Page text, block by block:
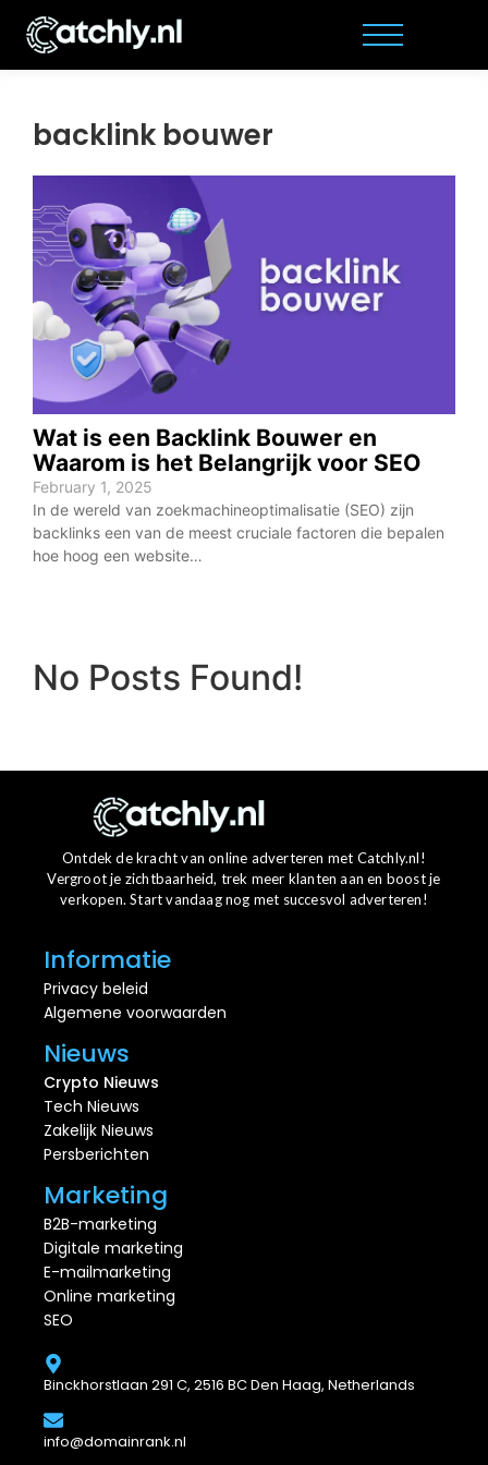
backlink bouwer
Wat is een Backlink Bouwer en
Waarom is het Belangrijk voor SEO
February 1, 2025
In de wereld van zoekmachineoptimalisatie (SEO) zijn
backlinks een van de meest cruciale factoren die bepalen
hoe hoog een website…
No Posts Found!
Ontdek de kracht van online adverteren met Catchly.nl!
Vergroot je zichtbaarheid, trek meer klanten aan en boost je
verkopen. Start vandaag nog met succesvol adverteren!
Informatie
Privacy beleid
Algemene voorwaarden
Nieuws
Crypto Nieuws
Tech Nieuws
Zakelijk Nieuws
Persberichten
Marketing
B2B-marketing
Digitale marketing
E-mailmarketing
Online marketing
SEO
Binckhorstlaan 291 C, 2516 BC Den Haag, Netherlands
info@domainrank.nl